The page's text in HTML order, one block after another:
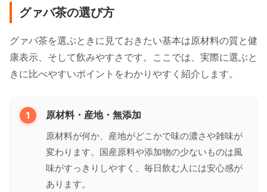
グァバ茶の選び方
グァバ茶を選ぶときに見ておきたい基本は原材料の質と健
康表示、そして飲みやすさです。ここでは、実際に選ぶと
きに比べやすいポイントをわかりやすく紹介します。
1 原材料・産地・無添加
原材料が何か、産地がどこかで味の濃さや雑味が
変わります。国産原料や添加物の少ないものは風
味がすっきりしやすく、毎日飲む人には安心感が
あります。